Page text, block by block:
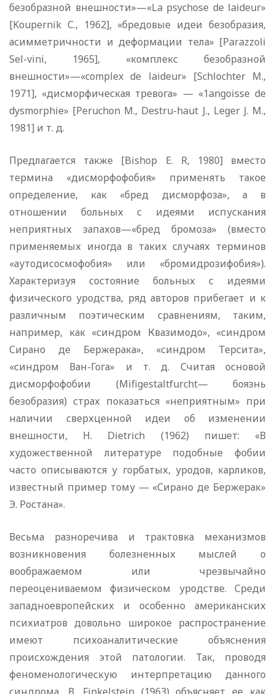
безобразной внешности»—«La psychose de laideur»
[Koupernik С., 1962], «бредовые идеи безобразия,
асимметричности и деформации тела» [Parazzoli
Sel-vini, 1965], «комплекс безобразной
внешности»—«complex de laideur» [Schlochter M.,
1971], «дисморфическая тревога» — «1angoisse de
dysmorphie» [Peruchon M., Destru-haut J., Leger J. M.,
1981] и т. д.
Предлагается также [Bishop E. R, 1980] вместо
термина «дисморфофобия» применять такое
определение, как «бред дисморфоза», а в
отношении больных с идеями испускания
неприятных запахов—«бред бромоза» (вместо
применяемых иногда в таких случаях терминов
«аутодисосмофобия» или «бромидрозифобия»).
Характеризуя состояние больных с идеями
физического уродства, ряд авторов прибегает и к
различным поэтическим сравнениям, таким,
например, как «синдром Квазимодо», «синдром
Сирано де Бержерака», «синдром Терсита»,
«синдром Ван-Гога» и т. д. Считая основой
дисморфофобии (Mifigestaltfurcht— боязнь
безобразия) страх показаться «неприятным» при
наличии сверхценной идеи об изменении
внешности, Н. Dietrich (1962) пишет: «В
художественной литературе подобные фобии
часто описываются у горбатых, уродов, карликов,
известный пример тому — «Сирано де Бержерак»
Э. Ростана».
Весьма разноречива и трактовка механизмов
возникновения болезненных мыслей о
воображаемом или чрезвычайно
переоцениваемом физическом уродстве. Среди
западноевропейских и особенно американских
психиатров довольно широкое распространение
имеют психоаналитические объяснения
происхождения этой патологии. Так, проводя
феноменологическую интерпретацию данного